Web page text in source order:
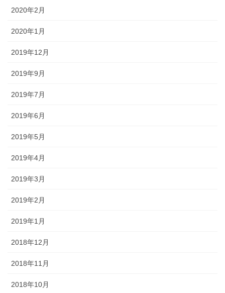
2020年2月
2020年1月
2019年12月
2019年9月
2019年7月
2019年6月
2019年5月
2019年4月
2019年3月
2019年2月
2019年1月
2018年12月
2018年11月
2018年10月